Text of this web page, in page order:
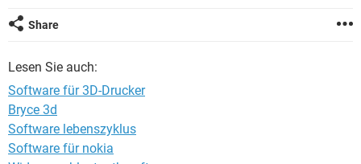
Share
Lesen Sie auch:
Software für 3D-Drucker
Bryce 3d
Software lebenszyklus
Software für nokia